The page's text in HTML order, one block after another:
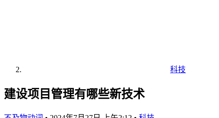
科技
建设项目管理有哪些新技术